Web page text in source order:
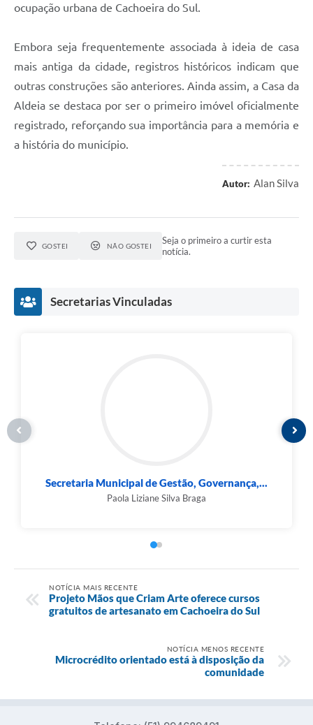
ocupação urbana de Cachoeira do Sul.
Embora seja frequentemente associada à ideia de casa
mais antiga da cidade, registros históricos indicam que
outras construções são anteriores. Ainda assim, a Casa da
Aldeia se destaca por ser o primeiro imóvel oficialmente
registrado, reforçando sua importância para a memória e
a história do município.
Autor: Alan Silva
GOSTEI NÃO GOSTEI
Seja o primeiro a curtir esta
notícia.
Secretarias Vinculadas
Secretaria Municipal de Gestão, Governança,...
Paola Liziane Silva Braga
NOTÍCIA MAIS RECENTE
Projeto Mãos que Criam Arte oferece cursos
gratuitos de artesanato em Cachoeira do Sul
NOTÍCIA MENOS RECENTE
Microcrédito orientado está à disposição da
comunidade